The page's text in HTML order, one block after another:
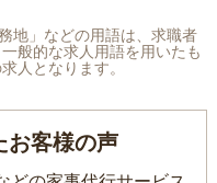
地」などの用語は、求職者
般的な求人用語を用いたも
人となります。
お客様の声